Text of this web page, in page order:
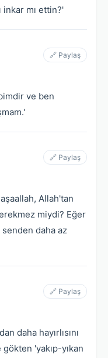
inkar mı ettin?'
🔗 Paylaş
ve ben
🔗 Paylaş
Allah'tan
miydi? Eğer
senden daha az
🔗 Paylaş
daha hayırlısını
'yakıp-yıkan